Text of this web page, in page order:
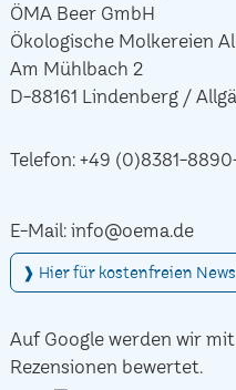
ÖMA Beer GmbH
Ökologische Molkereien
Am Mühlbach 2
D-88161 Lindenberg /
Telefon: +49 (0)8381-
E-Mail: info@oema.de
❱ Hier für kostenfreien
Auf Google werden wir
Rezensionen bewertet.